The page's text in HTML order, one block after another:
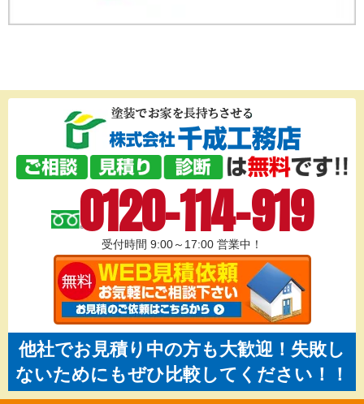
0120-114-919
受付時間 9:00～17:00 営業中！
他社でお見積り中の方も大歓迎！失敗し
ないためにもぜひ比較してください！！